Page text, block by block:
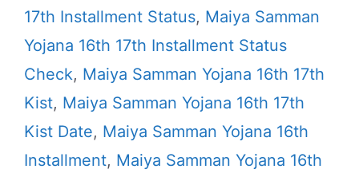
17th Installment Status, Maiya Samman
Yojana 16th 17th Installment Status
Check, Maiya Samman Yojana 16th 17th
Kist, Maiya Samman Yojana 16th 17th
Kist Date, Maiya Samman Yojana 16th
Installment, Maiya Samman Yojana 16th